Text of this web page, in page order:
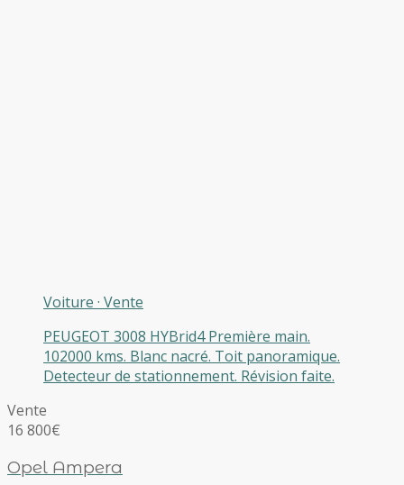
Voiture · Vente
PEUGEOT 3008 HYBrid4 Première main.
102000 kms. Blanc nacré. Toit panoramique.
Detecteur de stationnement. Révision faite.
Vente
16 800€
Opel Ampera